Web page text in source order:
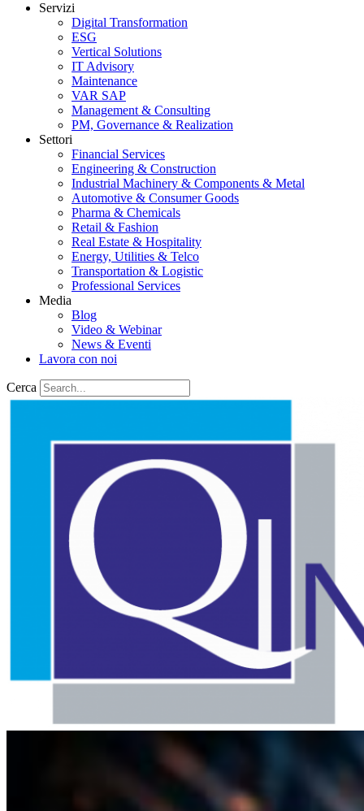
Servizi
Digital Transformation
ESG
Vertical Solutions
IT Advisory
Maintenance
VAR SAP
Management & Consulting
PM, Governance & Realization
Settori
Financial Services
Engineering & Construction
Industrial Machinery & Components & Metal
Automotive & Consumer Goods
Pharma & Chemicals
Retail & Fashion
Real Estate & Hospitality
Energy, Utilities & Telco
Transportation & Logistic
Professional Services
Media
Blog
Video & Webinar
News & Eventi
Lavora con noi
Cerca